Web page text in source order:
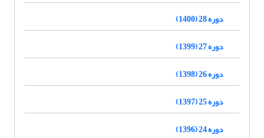
دوره 28 (1400)
دوره 27 (1399)
دوره 26 (1398)
دوره 25 (1397)
دوره 24 (1396)